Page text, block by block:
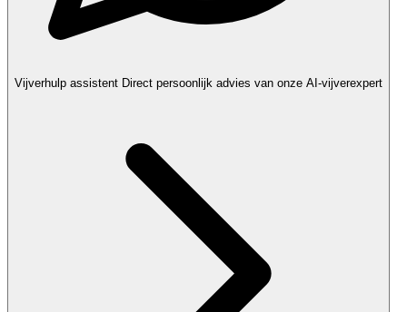
Vijverhulp assistent Direct persoonlijk advies van onze AI-vijverexpert